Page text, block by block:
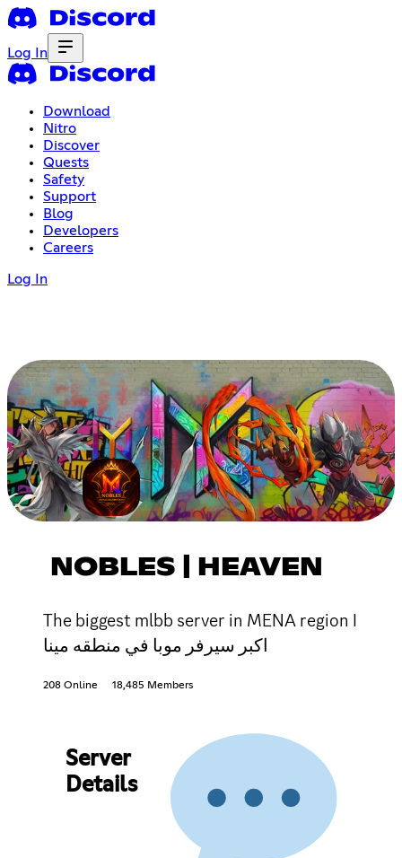
Log In
Download
Nitro
Discover
Quests
Safety
Support
Blog
Developers
Careers
Log In
NOBLES | HEAVEN
The biggest mlbb server in MENA region I
اكبر سيرفر موبا في منطقه مينا
208 Online 18,485 Members
Server
Details